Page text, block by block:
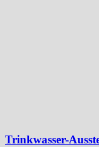
Trinkwasser-